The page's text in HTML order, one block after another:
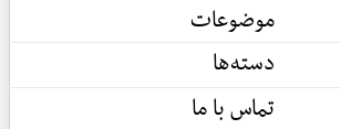
موضوعات
دسته‌ها
تماس با ما